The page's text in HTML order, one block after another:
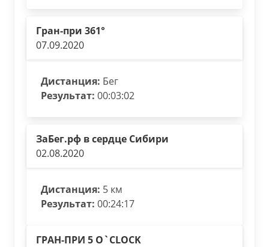
Гран-при 361°
07.09.2020
Дистанция: Бег
Результат: 00:03:02
ЗаБег.рф в сердце Сибири
02.08.2020
Дистанция: 5 км
Результат: 00:24:17
ГРАН-ПРИ 5 O`CLOCK